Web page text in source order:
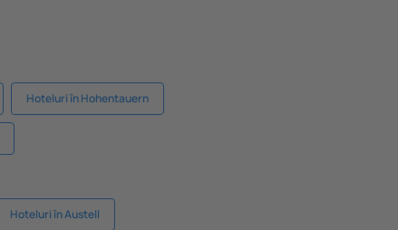
Hoteluri în Hohentauern
Hoteluri în Austell